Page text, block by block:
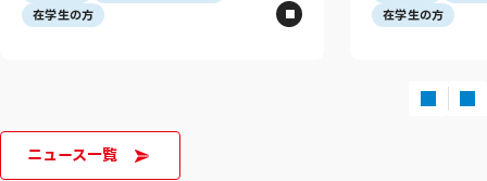
在学生の方
在学生の方
ニュース一覧